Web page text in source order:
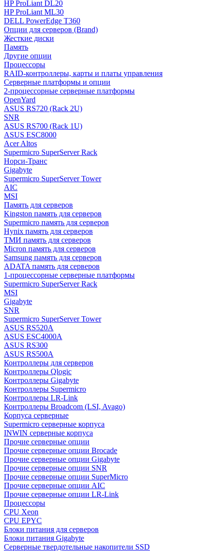
HP ProLiant DL20
HP ProLiant ML30
DELL PowerEdge T360
Опции для серверов (Brand)
Жесткие диски
Память
Другие опции
Процессоры
RAID-контроллеры, карты и платы управления
Серверные платформы и опции
2-процессорные серверные платформы
OpenYard
ASUS RS720 (Rack 2U)
SNR
ASUS RS700 (Rack 1U)
ASUS ESC8000
Acer Altos
Supermicro SuperServer Rack
Норси-Транс
Gigabyte
Supermicro SuperServer Tower
AIC
MSI
Память для серверов
Kingston память для серверов
Supermicro память для серверов
Hynix память для серверов
ТМИ память для серверов
Micron память для серверов
Samsung память для серверов
ADATA память для серверов
1-процессорные серверные платформы
Supermicro SuperServer Rack
MSI
Gigabyte
SNR
Supermicro SuperServer Tower
ASUS RS520A
ASUS ESC4000A
ASUS RS300
ASUS RS500A
Контроллеры для серверов
Контроллеры Qlogic
Контроллеры Gigabyte
Контроллеры Supermicro
Контроллеры LR-Link
Контроллеры Broadcom (LSI, Avago)
Корпуса серверные
Supermicro серверные корпуса
INWIN серверные корпуса
Прочие серверные опции
Прочие серверные опции Brocade
Прочие серверные опции Gigabyte
Прочие серверные опции SNR
Прочие серверные опции SuperMicro
Прочие серверные опции AIC
Прочие серверные опции LR-Link
Процессоры
CPU Xeon
CPU EPYC
Блоки питания для серверов
Блоки питания Gigabyte
Серверные твердотельные накопители SSD